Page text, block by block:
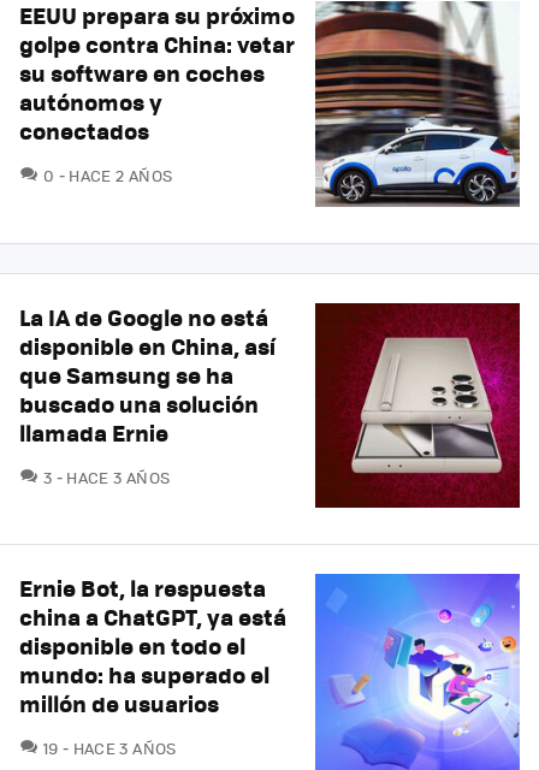
EEUU prepara su próximo
golpe contra China: vetar
su software en coches
autónomos y
conectados
0 COMENTARIOS
HACE 2 AÑOS
La IA de Google no está
disponible en China, así
que Samsung se ha
buscado una solución
llamada Ernie
3 COMENTARIOS
HACE 3 AÑOS
Ernie Bot, la respuesta
china a ChatGPT, ya está
disponible en todo el
mundo: ha superado el
millón de usuarios
19 COMENTARIOS
HACE 3 AÑOS